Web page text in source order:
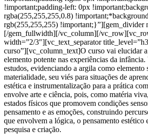
!important;padding-left: 0px
rgba(255,255,255,0.8)
rgb(255,255,255) !important;}”][gem_divider
[/gem_fullwidth][/vc_column][/
width=”2/3″][vc_text_separator
curso”][vc_column_text]O curso vai elucidar
elemento potente nas experiências da
estudos, evidenciando a argila como elemento
materialidade, seu viés para situações de
estética e instrumentalização para a prática
envolve arte e ciência, pois, como matéria
estados físicos que promovem condições
pensamento e as emoções, construindo
que envolvem a lógica, o pensamento estético
pesquisa e criação.